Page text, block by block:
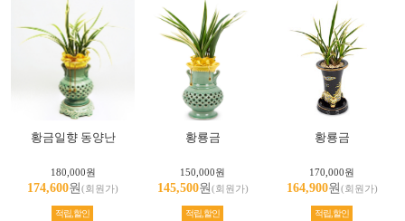
황금일향 동양난
180,000원
174,600원(회원가)
적립,할인
황룡금
150,000원
145,500원(회원가)
적립,할인
황룡금
170,000원
164,900원(회원가)
적립,할인